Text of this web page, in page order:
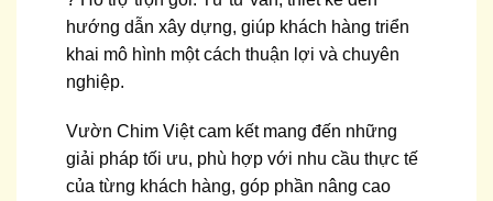
hướng dẫn xây dựng, giúp khách hàng triển
khai mô hình một cách thuận lợi và chuyên
nghiệp.
Vườn Chim Việt cam kết mang đến những
giải pháp tối ưu, phù hợp với nhu cầu thực tế
của từng khách hàng, góp phần nâng cao